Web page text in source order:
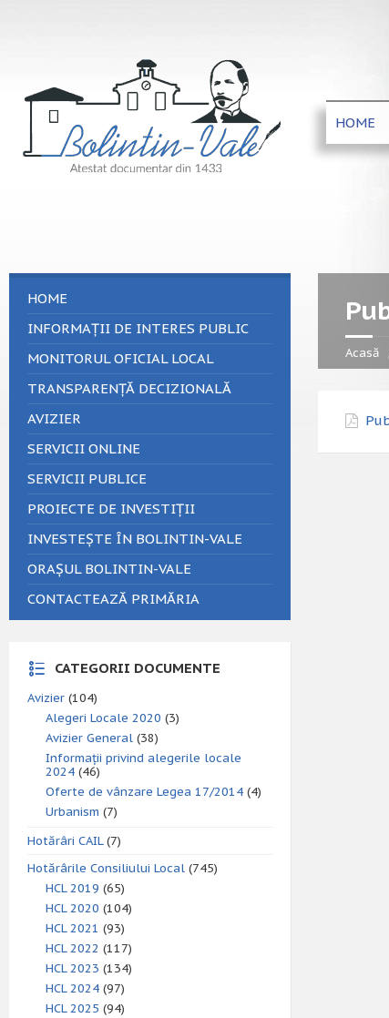
HOME
Acasă
HOME
INFORMAȚII DE INTERES PUBLIC
MONITORUL OFICIAL LOCAL
TRANSPARENȚĂ DECIZIONALĂ
AVIZIER
SERVICII ONLINE
SERVICII PUBLICE
PROIECTE DE INVESTIȚII
INVESTEȘTE ÎN BOLINTIN-VALE
ORAȘUL BOLINTIN-VALE
CONTACTEAZĂ PRIMĂRIA
CATEGORII DOCUMENTE
Avizier (104)
Alegeri Locale 2020 (3)
Avizier General (38)
Informații privind alegerile locale
2024 (46)
Oferte de vânzare Legea 17/2014 (4)
Urbanism (7)
Hotărâri CAIL(7)
Hotărârile Consiliului Local (745)
HCL 2019 (65)
HCL 2020 (104)
HCL 2021 (93)
HCL 2022 (117)
HCL 2023 (134)
HCL 2024 (97)
HCL 2025 (94)